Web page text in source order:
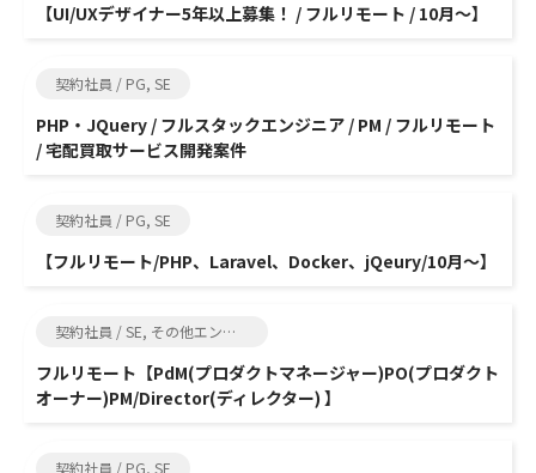
【UI/UXデザイナー5年以上募集！ / フルリモート / 10月～】
契約社員 / PG, SE
PHP・JQuery / フルスタックエンジニア / PM / フルリモート
/ 宅配買取サービス開発案件
契約社員 / PG, SE
【フルリモート/PHP、Laravel、Docker、jQeury/10月～】
契約社員 / SE, その他エンジニア関連
フルリモート【PdM(プロダクトマネージャー)PO(プロダクト
オーナー)PM/Director(ディレクター) 】
契約社員 / PG, SE